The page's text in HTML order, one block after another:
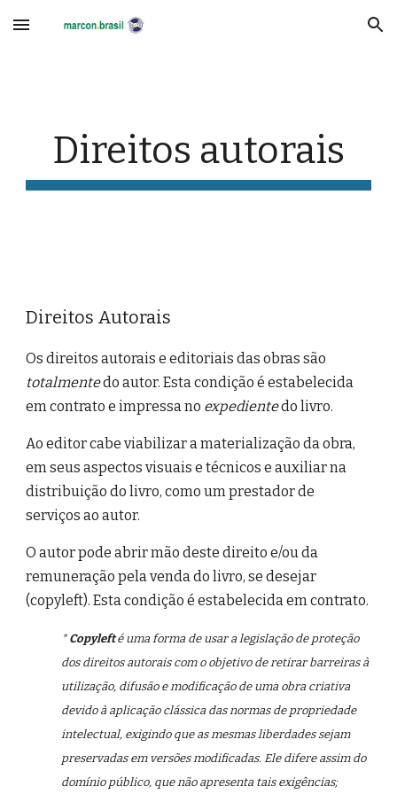
Skip to main content Skip to navigation
Direitos autorais
Direitos Autorais
Os direitos autorais e editoriais das obras são
totalmentedo autor. Esta condição é estabelecida
em contrato e impressa no expedientedo livro.
Ao editor cabe viabilizar a materialização da obra,
em seus aspectos visuais e técnicos e auxiliar na
distribuição do livro, como um prestador de
serviços ao autor.
O autor pode abrir mão deste direito e/ou da
remuneração pela venda do livro, se desejar
(copyleft). Esta condição é estabelecida em contrato.
*Copylefté uma forma de usar a legislação de proteção
dos direitos autorais com o objetivo de retirar barreiras à
utilização, difusão e modificação de uma obra criativa
devido à aplicação clássica das normas de propriedade
intelectual, exigindo que as mesmas liberdades sejam
preservadas em versões modificadas. Ele difere assim do
domínio público, que não apresenta tais exigências;